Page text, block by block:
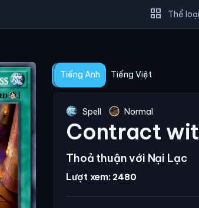
grid_view Thể
Tiếng Anh Tiếng Việt
Spell Normal
Contract
Thoả thuận với Nại Lạc
Lượt xem: 2480